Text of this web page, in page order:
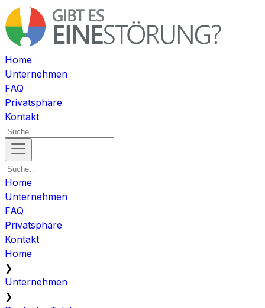
Home
Unternehmen
FAQ
Privatsphäre
Kontakt
Home
Unternehmen
FAQ
Privatsphäre
Kontakt
Home
❯
Unternehmen
❯